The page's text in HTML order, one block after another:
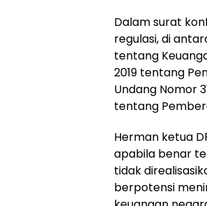
Dalam surat
regulasi, di
tentang
2019 tentang
Undang Nomor
tentang
Herman ketua
apabila benar
tidak
berpotensi